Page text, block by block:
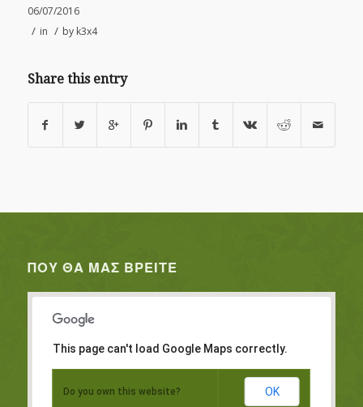
06/07/2016
/ in / by k3x4
Share this entry
ΠΟΥ ΘΑ ΜΑΣ ΒΡΕΊΤΕ
This page can't load Google Maps correctly.
Do you own this website? OK